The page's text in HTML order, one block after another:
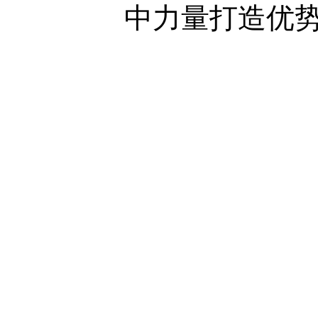
中力量打造优